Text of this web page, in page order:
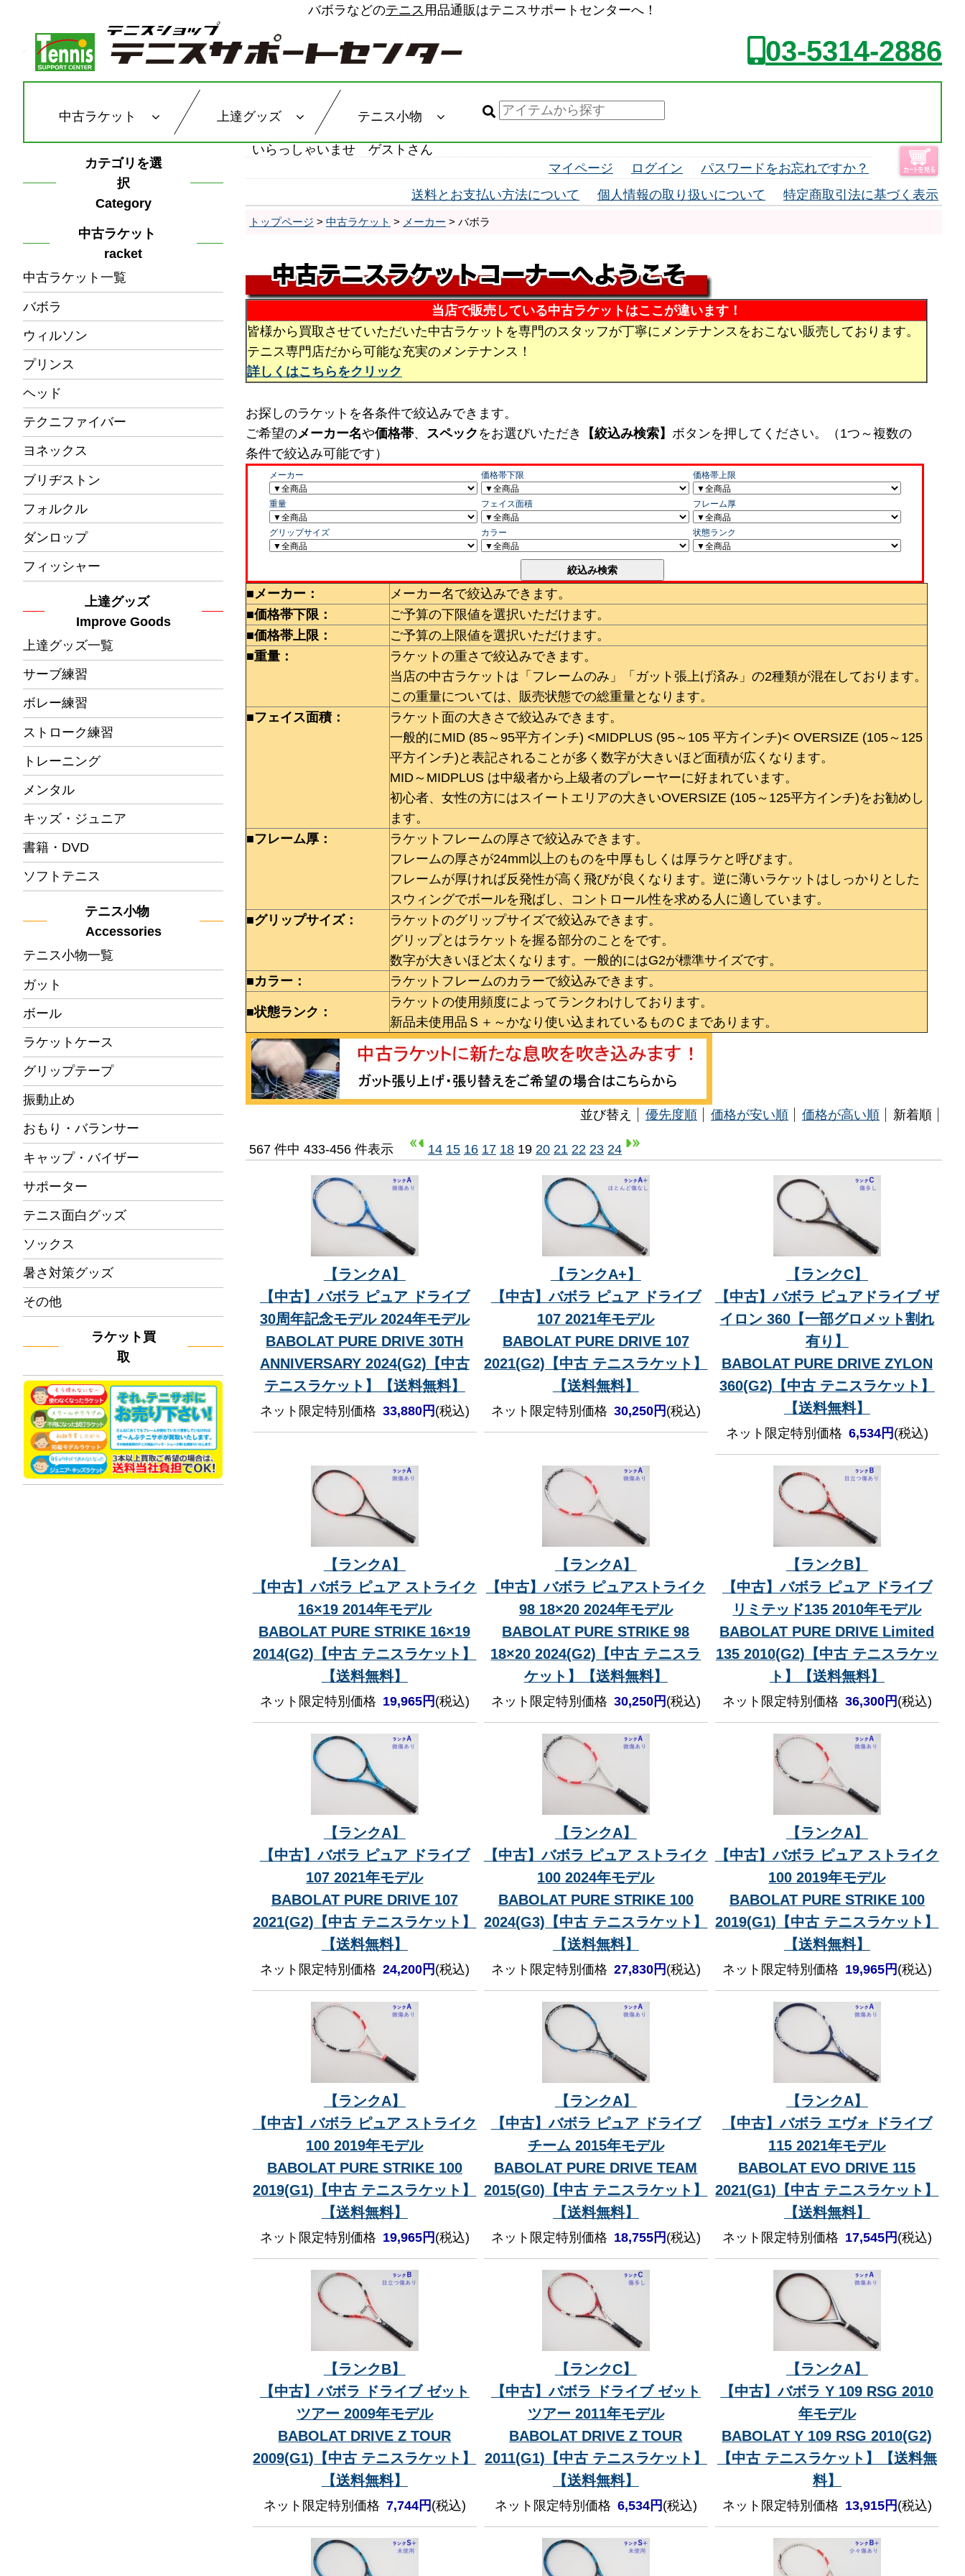
バボラなどのテニス用品通販はテニスサポートセンターへ！
03-5314-2886
中古ラケット 上達グッズ テニス小物
カテゴリを選
択
Category
中古ラケット
racket
中古ラケット一覧
バボラ
ウィルソン
プリンス
ヘッド
テクニファイバー
ヨネックス
ブリヂストン
フォルクル
ダンロップ
フィッシャー
上達グッズ
Improve Goods
上達グッズ一覧
サーブ練習
ボレー練習
ストローク練習
トレーニング
メンタル
キッズ・ジュニア
書籍・DVD
ソフトテニス
テニス小物
Accessories
テニス小物一覧
ガット
ボール
ラケットケース
グリップテープ
振動止め
おもり・バランサー
キャップ・バイザー
サポーター
テニス面白グッズ
ソックス
暑さ対策グッズ
その他
ラケット買
取
いらっしゃいませ ゲストさん
マイページ
ログイン
パスワードをお忘れですか？
送料とお支払い方法について
個人情報の取り扱いについて 特定商取引法に基づく表示
トップページ > 中古ラケット > メーカー > バボラ
当店で販売している中古ラケットはここが違います！
皆様から買取させていただいた中古ラケットを専門のスタッフが丁寧にメンテナンスをおこない販売しております。
テニス専門店だから可能な充実のメンテナンス！
詳しくはこちらをクリック
お探しのラケットを各条件で絞込みできます。
ご希望のメーカー名や価格帯、 スペック をお選びいただき 【絞込み検索】 ボタンを押してください。（1つ～複数の
条件で絞込み可能です）
■メーカー：
メーカー名で絞込みできます。
■価格帯下限：
ご予算の下限値を選択いただけます。
■価格帯上限：
ご予算の上限値を選択いただけます。
■重量：
ラケットの重さで絞込みできます。
当店の中古ラケットは「フレームのみ」「ガット張上げ済み」の2種類が混在しております。
この重量については、販売状態での総重量となります。
■フェイス面積：
ラケット面の大きさで絞込みできます。
一般的にMID (85～95平方インチ) <MIDPLUS (95～105 平方インチ)< OVERSIZE (105～125
平方インチ)と表記されることが多く数字が大きいほど面積が広くなります。
MID～MIDPLUS は中級者から上級者のプレーヤーに好まれています。
初心者、女性の方にはスイートエリアの大きいOVERSIZE (105～125平方インチ)をお勧めし
ます。
■フレーム厚：
ラケットフレームの厚さで絞込みできます。
フレームの厚さが24mm以上のものを中厚もしくは厚ラケと呼びます。
フレームが厚ければ反発性が高く飛びが良くなります。逆に薄いラケットはしっかりとした
スウィングでボールを飛ばし、コントロール性を求める人に適しています。
■グリップサイズ：
ラケットのグリップサイズで絞込みできます。
グリップとはラケットを握る部分のことをです。
数字が大きいほど太くなります。一般的にはG2が標準サイズです。
■カラー：
ラケットフレームのカラーで絞込みできます。
■状態ランク：
ラケットの使用頻度によってランクわけしております。
新品未使用品Ｓ＋～かなり使い込まれているものＣまであります。
並び替え 優先度順 価格が安い順 価格が高い順 新着順
567 件中 433-456 件表示 14 15 16 17 18 19 20 21 22 23 24
【ランクA】
【中古】バボラ ピュア ドライブ
30周年記念モデル 2024年モデル
BABOLAT PURE DRIVE 30TH
ANNIVERSARY 2024(G2)【中古
テニスラケット】【送料無料】
ネット限定特別価格 33,880円 (税込)
【ランクA+】
【中古】バボラ ピュア ドライブ
107 2021年モデル
BABOLAT PURE DRIVE 107
2021(G2)【中古 テニスラケット】
【送料無料】
ネット限定特別価格 30,250円 (税込)
【ランクC】
【中古】バボラ ピュアドライブ ザ
イロン 360【一部グロメット割れ
有り】
BABOLAT PURE DRIVE ZYLON
360(G2)【中古 テニスラケット】
【送料無料】
ネット限定特別価格 6,534円 (税込)
【ランクA】
【中古】バボラ ピュア ストライク
16×19 2014年モデル
BABOLAT PURE STRIKE 16×19
2014(G2)【中古 テニスラケット】
【送料無料】
ネット限定特別価格 19,965円 (税込)
【ランクA】
【中古】バボラ ピュアストライク
98 18×20 2024年モデル
BABOLAT PURE STRIKE 98
18×20 2024(G2)【中古 テニスラ
ケット】【送料無料】
ネット限定特別価格 30,250円 (税込)
【ランクB】
【中古】バボラ ピュア ドライブ
リミテッド135 2010年モデル
BABOLAT PURE DRIVE Limited
135 2010(G2)【中古 テニスラケッ
ト】【送料無料】
ネット限定特別価格 36,300円 (税込)
【ランクA】
【中古】バボラ ピュア ドライブ
107 2021年モデル
BABOLAT PURE DRIVE 107
2021(G2)【中古 テニスラケット】
【送料無料】
ネット限定特別価格 24,200円 (税込)
【ランクA】
【中古】バボラ ピュア ストライク
100 2024年モデル
BABOLAT PURE STRIKE 100
2024(G3)【中古 テニスラケット】
【送料無料】
ネット限定特別価格 27,830円 (税込)
【ランクA】
【中古】バボラ ピュア ストライク
100 2019年モデル
BABOLAT PURE STRIKE 100
2019(G1)【中古 テニスラケット】
【送料無料】
ネット限定特別価格 19,965円 (税込)
【ランクA】
【中古】バボラ ピュア ストライク
100 2019年モデル
BABOLAT PURE STRIKE 100
2019(G1)【中古 テニスラケット】
【送料無料】
ネット限定特別価格 19,965円 (税込)
【ランクA】
【中古】バボラ ピュア ドライブ
チーム 2015年モデル
BABOLAT PURE DRIVE TEAM
2015(G0)【中古 テニスラケット】
【送料無料】
ネット限定特別価格 18,755円 (税込)
【ランクA】
【中古】バボラ エヴォ ドライブ
115 2021年モデル
BABOLAT EVO DRIVE 115
2021(G1)【中古 テニスラケット】
【送料無料】
ネット限定特別価格 17,545円 (税込)
【ランクB】
【中古】バボラ ドライブ ゼット
ツアー 2009年モデル
BABOLAT DRIVE Z TOUR
2009(G1)【中古 テニスラケット】
【送料無料】
ネット限定特別価格 7,744円 (税込)
【ランクC】
【中古】バボラ ドライブ ゼット
ツアー 2011年モデル
BABOLAT DRIVE Z TOUR
2011(G1)【中古 テニスラケット】
【送料無料】
ネット限定特別価格 6,534円 (税込)
【ランクA】
【中古】バボラ Y 109 RSG 2010
年モデル
BABOLAT Y 109 RSG 2010(G2)
【中古 テニスラケット】【送料無
料】
ネット限定特別価格 13,915円 (税込)